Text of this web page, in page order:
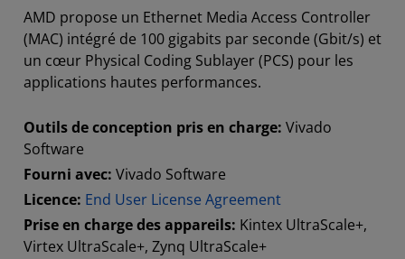
AMD propose un Ethernet Media Access Controller
(MAC) intégré de 100 gigabits par seconde (Gbit/s) et
un cœur Physical Coding Sublayer (PCS) pour les
applications hautes performances.
Outils de conception pris en charge: Vivado
Software
Fourni avec: Vivado Software
Licence: End User License Agreement
Prise en charge des appareils: Kintex UltraScale+,
Virtex UltraScale+, Zynq UltraScale+